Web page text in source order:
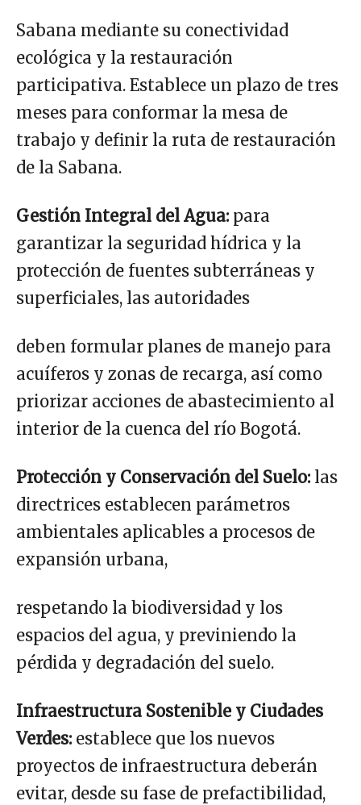
Sabana mediante su conectividad
ecológica y la restauración
participativa. Establece un plazo de tres
meses para conformar la mesa de
trabajo y definir la ruta de restauración
de la Sabana.
Gestión Integral del Agua: para
garantizar la seguridad hídrica y la
protección de fuentes subterráneas y
superficiales, las autoridades
deben formular planes de manejo para
acuíferos y zonas de recarga, así como
priorizar acciones de abastecimiento al
interior de la cuenca del río Bogotá.
Protección y Conservación del Suelo: las
directrices establecen parámetros
ambientales aplicables a procesos de
expansión urbana,
respetando la biodiversidad y los
espacios del agua, y previniendo la
pérdida y degradación del suelo.
Infraestructura Sostenible y Ciudades
Verdes: establece que los nuevos
proyectos de infraestructura deberán
evitar, desde su fase de prefactibilidad,